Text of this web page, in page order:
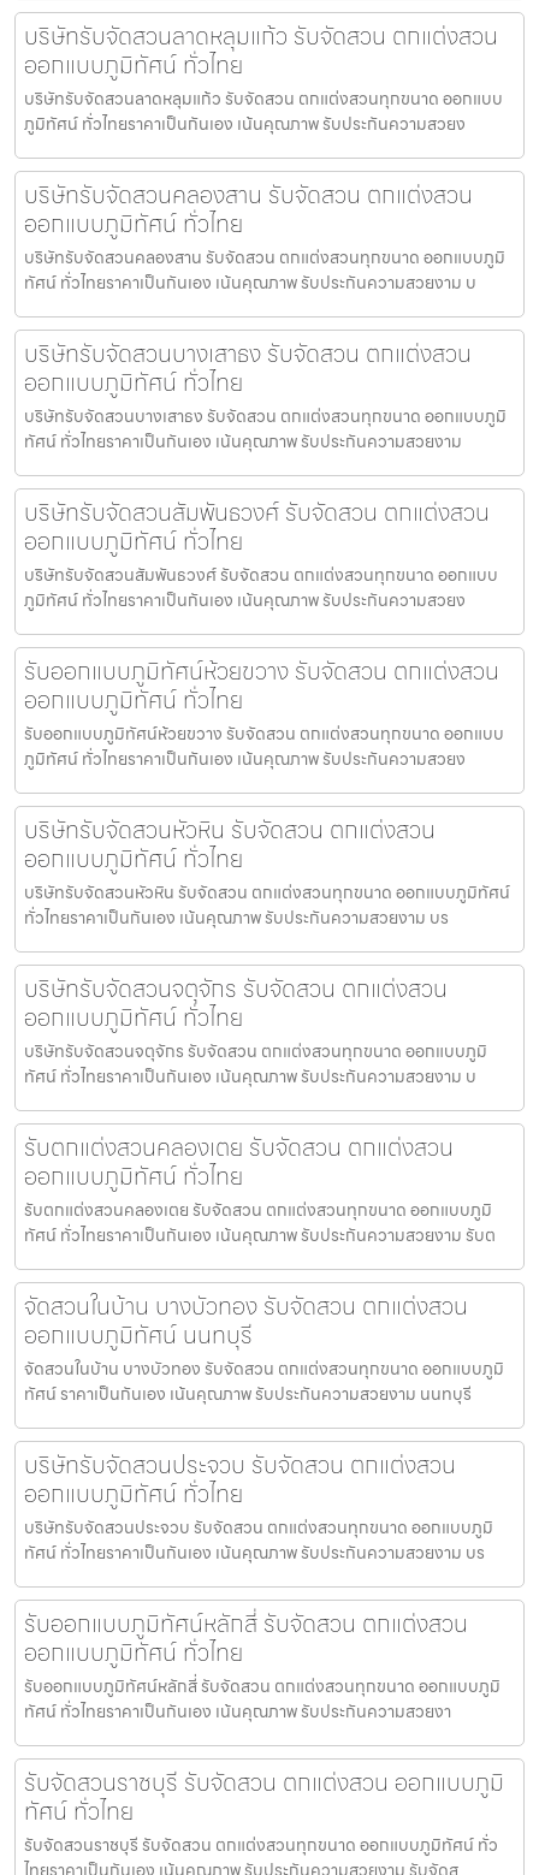
บริษัทรับจัดสวนลาดหลุมแก้ว รับจัดสวน ตกแต่งสวน
ออกแบบภูมิทัศน์ ทั่วไทย
บริษัทรับจัดสวนลาดหลุมแก้ว รับจัดสวน ตกแต่งสวนทุกขนาด ออกแบบ
ภูมิทัศน์ ทั่วไทยราคาเป็นกันเอง เน้นคุณภาพ รับประกันความสวยง
บริษัทรับจัดสวนคลองสาน รับจัดสวน ตกแต่งสวน
ออกแบบภูมิทัศน์ ทั่วไทย
บริษัทรับจัดสวนคลองสาน รับจัดสวน ตกแต่งสวนทุกขนาด ออกแบบภูมิ
ทัศน์ ทั่วไทยราคาเป็นกันเอง เน้นคุณภาพ รับประกันความสวยงาม บ
บริษัทรับจัดสวนบางเสาธง รับจัดสวน ตกแต่งสวน
ออกแบบภูมิทัศน์ ทั่วไทย
บริษัทรับจัดสวนบางเสาธง รับจัดสวน ตกแต่งสวนทุกขนาด ออกแบบภูมิ
ทัศน์ ทั่วไทยราคาเป็นกันเอง เน้นคุณภาพ รับประกันความสวยงาม
บริษัทรับจัดสวนสัมพันธวงศ์ รับจัดสวน ตกแต่งสวน
ออกแบบภูมิทัศน์ ทั่วไทย
บริษัทรับจัดสวนสัมพันธวงศ์ รับจัดสวน ตกแต่งสวนทุกขนาด ออกแบบ
ภูมิทัศน์ ทั่วไทยราคาเป็นกันเอง เน้นคุณภาพ รับประกันความสวยง
รับออกแบบภูมิทัศน์ห้วยขวาง รับจัดสวน ตกแต่งสวน
ออกแบบภูมิทัศน์ ทั่วไทย
รับออกแบบภูมิทัศน์ห้วยขวาง รับจัดสวน ตกแต่งสวนทุกขนาด ออกแบบ
ภูมิทัศน์ ทั่วไทยราคาเป็นกันเอง เน้นคุณภาพ รับประกันความสวยง
บริษัทรับจัดสวนหัวหิน รับจัดสวน ตกแต่งสวน
ออกแบบภูมิทัศน์ ทั่วไทย
บริษัทรับจัดสวนหัวหิน รับจัดสวน ตกแต่งสวนทุกขนาด ออกแบบภูมิทัศน์
ทั่วไทยราคาเป็นกันเอง เน้นคุณภาพ รับประกันความสวยงาม บร
บริษัทรับจัดสวนจตุจักร รับจัดสวน ตกแต่งสวน
ออกแบบภูมิทัศน์ ทั่วไทย
บริษัทรับจัดสวนจตุจักร รับจัดสวน ตกแต่งสวนทุกขนาด ออกแบบภูมิ
ทัศน์ ทั่วไทยราคาเป็นกันเอง เน้นคุณภาพ รับประกันความสวยงาม บ
รับตกแต่งสวนคลองเตย รับจัดสวน ตกแต่งสวน
ออกแบบภูมิทัศน์ ทั่วไทย
รับตกแต่งสวนคลองเตย รับจัดสวน ตกแต่งสวนทุกขนาด ออกแบบภูมิ
ทัศน์ ทั่วไทยราคาเป็นกันเอง เน้นคุณภาพ รับประกันความสวยงาม รับต
จัดสวนในบ้าน บางบัวทอง รับจัดสวน ตกแต่งสวน
ออกแบบภูมิทัศน์ นนทบุรี
จัดสวนในบ้าน บางบัวทอง รับจัดสวน ตกแต่งสวนทุกขนาด ออกแบบภูมิ
ทัศน์ ราคาเป็นกันเอง เน้นคุณภาพ รับประกันความสวยงาม นนทบุรี
บริษัทรับจัดสวนประจวบ รับจัดสวน ตกแต่งสวน
ออกแบบภูมิทัศน์ ทั่วไทย
บริษัทรับจัดสวนประจวบ รับจัดสวน ตกแต่งสวนทุกขนาด ออกแบบภูมิ
ทัศน์ ทั่วไทยราคาเป็นกันเอง เน้นคุณภาพ รับประกันความสวยงาม บร
รับออกแบบภูมิทัศน์หลักสี่ รับจัดสวน ตกแต่งสวน
ออกแบบภูมิทัศน์ ทั่วไทย
รับออกแบบภูมิทัศน์หลักสี่ รับจัดสวน ตกแต่งสวนทุกขนาด ออกแบบภูมิ
ทัศน์ ทั่วไทยราคาเป็นกันเอง เน้นคุณภาพ รับประกันความสวยงา
รับจัดสวนราชบุรี รับจัดสวน ตกแต่งสวน ออกแบบภูมิ
ทัศน์ ทั่วไทย
รับจัดสวนราชบุรี รับจัดสวน ตกแต่งสวนทุกขนาด ออกแบบภูมิทัศน์ ทั่ว